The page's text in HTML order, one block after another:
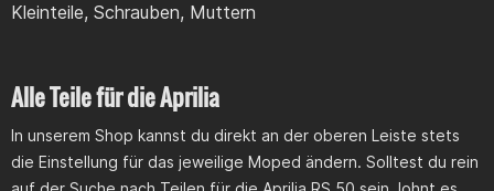
Kleinteile, Schrauben, Muttern
Alle Teile für die Aprilia
In unserem Shop kannst du direkt an der oberen Leiste stets
die Einstellung für das jeweilige Moped ändern. Solltest du rein